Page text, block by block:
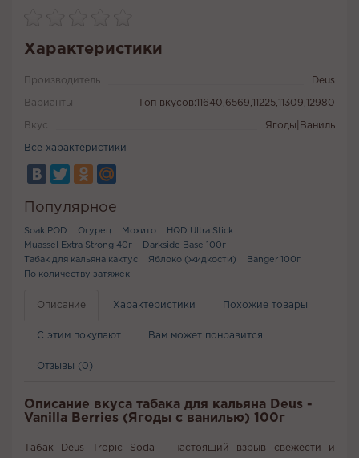
Характеристики
Производитель Deus
Варианты Топ вкусов:11640,6569,11225,11309,12980
Вкус Ягоды|Ваниль
Все характеристики
Популярное
Soak POD Огурец Мохито
HQD Ultra Stick
Muassel Extra Strong 40г
Darkside Base 100г
Табак для кальяна кактус
Яблоко (жидкости)
Banger 100г
По количеству затяжек
Описание Характеристики Похожие товары
С этим покупают Вам может понравится
Отзывы (0)
Описание вкуса табака для кальяна Deus -
Vanilla Berries (Ягоды с ванилью) 100г
Табак Deus Tropic Soda - настоящий взрыв свежести и